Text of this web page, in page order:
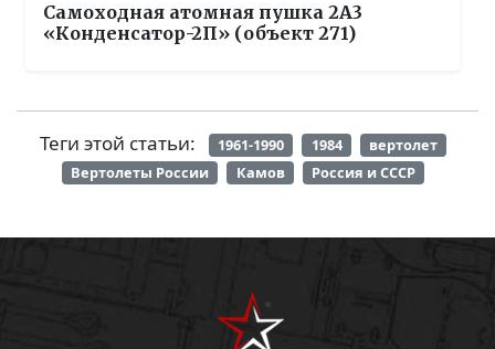
Самоходная атомная пушка 2А3
«Конденсатор-2П» (объект 271)
Теги этой статьи: 1961-1990 1984
вертолет
Вертолеты России
Камов Россия и СССР